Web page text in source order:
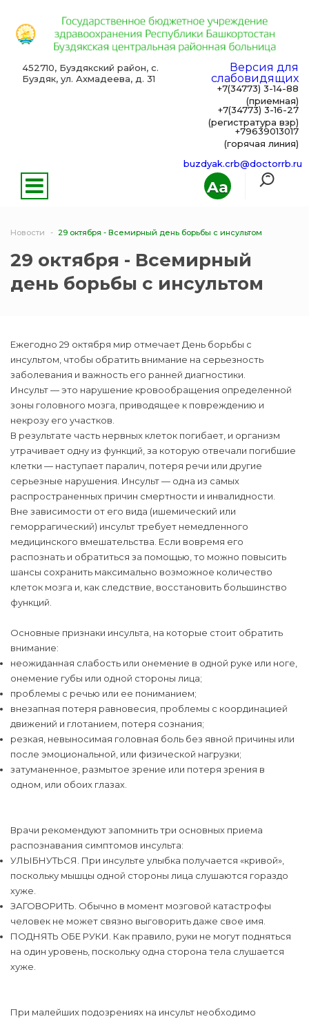
Aa
452710, Буздякский район, с.
Буздяк, ул. Ахмадеева, д. 31
Версия для
слабовидящих
+7(34773) 3-14-88
(приемная)
+7(34773) 3-16-27
(регистратура взр)
+79639013017
(горячая линия)
buzdyak.crb@doctorrb.ru
Новости 29 октября - Всемирный день борьбы с инсультом
29 октября - Всемирный
день борьбы с инсультом
Ежегодно 29 октября мир отмечает День борьбы с
инсультом, чтобы обратить внимание на серьезность
заболевания и важность его ранней диагностики.
Инсульт — это нарушение кровообращения определенной
зоны головного мозга, приводящее к повреждению и
некрозу его участков.
В результате часть нервных клеток погибает, и организм
утрачивает одну из функций, за которую отвечали погибшие
клетки — наступает паралич, потеря речи или другие
серьезные нарушения. Инсульт — одна из самых
распространенных причин смертности и инвалидности.
Вне зависимости от его вида (ишемический или
геморрагический) инсульт требует немедленного
медицинского вмешательства. Если вовремя его
распознать и обратиться за помощью, то можно повысить
шансы сохранить максимально возможное количество
клеток мозга и, как следствие, восстановить большинство
функций.
Основные признаки инсульта, на которые стоит обратить
внимание:
неожиданная слабость или онемение в одной руке или ноге,
онемение губы или одной стороны лица;
проблемы с речью или ее пониманием;
внезапная потеря равновесия, проблемы с координацией
движений и глотанием, потеря сознания;
резкая, невыносимая головная боль без явной причины или
после эмоциональной, или физической нагрузки;
затуманенное, размытое зрение или потеря зрения в
одном, или обоих глазах.
Врачи рекомендуют запомнить три основных приема
распознавания симптомов инсульта:
УЛЫБНУТЬСЯ. При инсульте улыбка получается «кривой»,
поскольку мышцы одной стороны лица слушаются гораздо
хуже.
ЗАГОВОРИТЬ. Обычно в момент мозговой катастрофы
человек не может связно выговорить даже свое имя.
ПОДНЯТЬ ОБЕ РУКИ. Как правило, руки не могут подняться
на один уровень, поскольку одна сторона тела слушается
хуже.
При малейших подозрениях на инсульт необходимо